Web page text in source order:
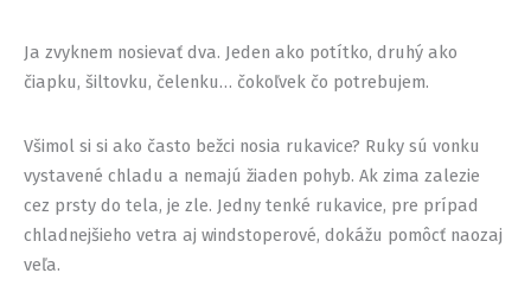
Ja zvyknem nosievať dva. Jeden ako potítko, druhý ako
čiapku, šiltovku, čelenku… čokoľvek čo potrebujem.
Všimol si si ako často bežci nosia rukavice? Ruky sú vonku
vystavené chladu a nemajú žiaden pohyb. Ak zima zalezie
cez prsty do tela, je zle. Jedny tenké rukavice, pre prípad
chladnejšieho vetra aj windstoperové, dokážu pomôcť naozaj
veľa.